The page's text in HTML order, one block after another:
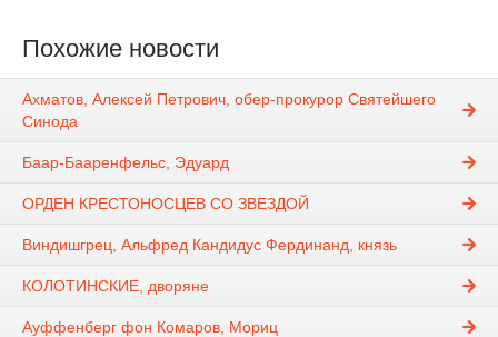
Похожие новости
Ахматов, Алексей Петрович, обер-прокурор Святейшего
Синода
Баар-Бааренфельс, Эдуард
ОРДЕН КРЕСТОНОСЦЕВ СО ЗВЕЗДОЙ
Виндишгрец, Альфред Кандидус Фердинанд, князь
КОЛОТИНСКИЕ, дворяне
Ауффенберг фон Комаров, Мориц